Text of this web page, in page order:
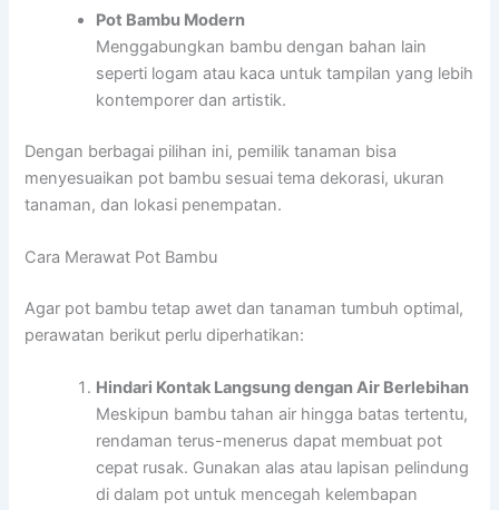
Pot Bambu Modern
Menggabungkan bambu dengan bahan lain
seperti logam atau kaca untuk tampilan yang lebih
kontemporer dan artistik.
Dengan berbagai pilihan ini, pemilik tanaman bisa
menyesuaikan pot bambu sesuai tema dekorasi, ukuran
tanaman, dan lokasi penempatan.
Cara Merawat Pot Bambu
Agar pot bambu tetap awet dan tanaman tumbuh optimal,
perawatan berikut perlu diperhatikan:
Hindari Kontak Langsung dengan Air Berlebihan
Meskipun bambu tahan air hingga batas tertentu,
rendaman terus-menerus dapat membuat pot
cepat rusak. Gunakan alas atau lapisan pelindung
di dalam pot untuk mencegah kelembapan